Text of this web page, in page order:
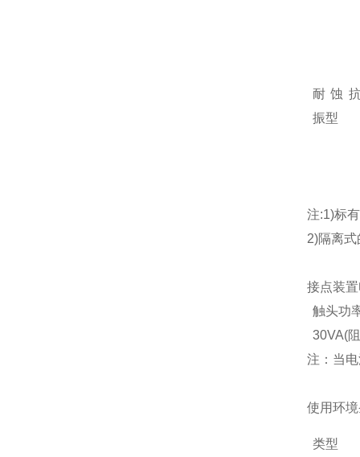
耐蚀
振型
注:1)标
2)隔离
接点装
触头功
30VA(
注：当
使用环
类型